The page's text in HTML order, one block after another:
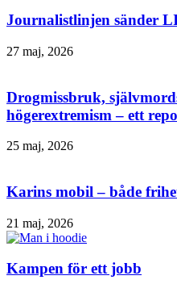
Journalistlinjen sänder
27 maj, 2026
Drogmissbruk,
högerextremism – ett
25 maj, 2026
Karins mobil – både
21 maj, 2026
Kampen för ett jobb